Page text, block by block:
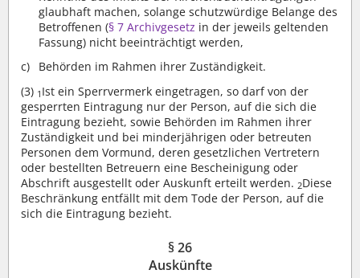
glaubhaft machen, solange schutzwürdige Belange des
Betroffenen (§ 7 Archivgesetz in der jeweils geltenden
Fassung) nicht beeinträchtigt werden,
Behörden im Rahmen ihrer Zuständigkeit.
(3) 1 Ist ein Sperrvermerk eingetragen, so darf von der
gesperrten Eintragung nur der Person, auf die sich die
Eintragung bezieht, sowie Behörden im Rahmen ihrer
Zuständigkeit und bei minderjährigen oder betreuten
Personen dem Vormund, deren gesetzlichen Vertretern
oder bestellten Betreuern eine Bescheinigung oder
Abschrift ausgestellt oder Auskunft erteilt werden. 2Diese
Beschränkung entfällt mit dem Tode der Person, auf die
sich die Eintragung bezieht.
§ 26
Auskünfte